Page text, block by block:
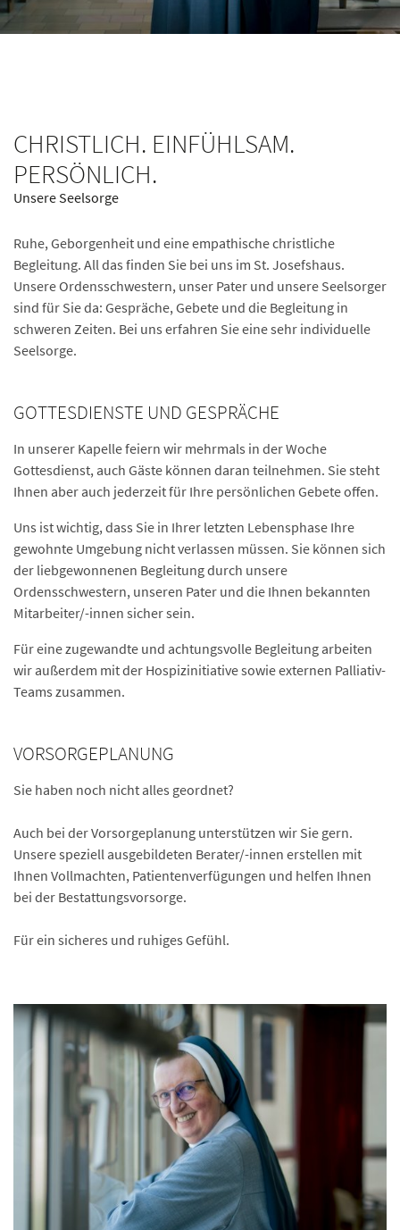
CHRISTLICH. EINFÜHLSAM.
PERSÖNLICH.
Unsere Seelsorge
Ruhe, Geborgenheit und eine empathische christliche
Begleitung. All das finden Sie bei uns im St. Josefshaus.
Unsere Ordensschwestern, unser Pater und unsere Seelsorger
sind für Sie da: Gespräche, Gebete und die Begleitung in
schweren Zeiten. Bei uns erfahren Sie eine sehr individuelle
Seelsorge.
GOTTESDIENSTE UND GESPRÄCHE
In unserer Kapelle feiern wir mehrmals in der Woche
Gottesdienst, auch Gäste können daran teilnehmen. Sie steht
Ihnen aber auch jederzeit für Ihre persönlichen Gebete offen.
Uns ist wichtig, dass Sie in Ihrer letzten Lebensphase Ihre
gewohnte Umgebung nicht verlassen müssen. Sie können sich
der liebgewonnenen Begleitung durch unsere
Ordensschwestern, unseren Pater und die Ihnen bekannten
Mitarbeiter/-innen sicher sein.
Für eine zugewandte und achtungsvolle Begleitung arbeiten
wir außerdem mit der Hospizinitiative sowie externen Palliativ-
Teams zusammen.
VORSORGEPLANUNG
Sie haben noch nicht alles geordnet?
Auch bei der Vorsorgeplanung unterstützen wir Sie gern.
Unsere speziell ausgebildeten Berater/-innen erstellen mit
Ihnen Vollmachten, Patientenverfügungen und helfen Ihnen
bei der Bestattungsvorsorge.
Für ein sicheres und ruhiges Gefühl.